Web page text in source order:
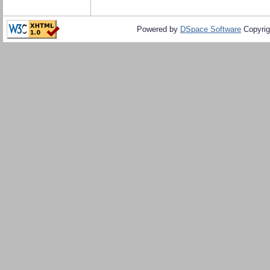
Powered by DSpace Software